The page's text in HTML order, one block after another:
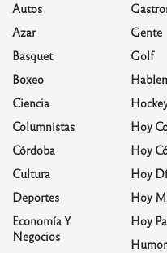
Autos
Azar
Basquet
Boxeo
Ciencia
Columnistas
Córdoba
Cultura
Deportes
Economía Y
Negocios
Gente
Golf
Hoy
Hoy
Hoy
Hoy
Hoy
Humor